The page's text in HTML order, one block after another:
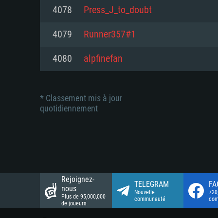
Disque dur: 23.1 Go (client
Disque dur: 62,2 Go (client
Connection: Connexion Internet
Disque dur: 62,2 Go (client
4078 Press_J_to_doubt
4079 Runner357#1
4080 alpfinefan
* Classement mis à jour
quotidiennement
Rejoignez-
nous
Plus de 95,000,000
de joueurs
TELEGRAM
Nouvelle
communauté